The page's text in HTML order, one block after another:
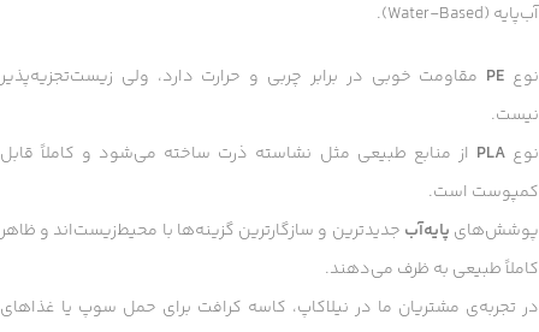
آب‌پایه (Water-Based).
نوع PE مقاومت خوبی در برابر چربی و حرارت دارد، ولی زیست‌تجزیه‌پذیر
نیست.
نوعPLA از منابع طبیعی مثل نشاسته ذرت ساخته می‌شود و کاملاً قابل
کمپوست است.
پوشش‌های پایه‌آب جدیدترین و سازگارترین گزینه‌ها با محیط‌زیست‌اند و ظاهر
کاملاً طبیعی به ظرف می‌دهند.
در تجربه‌ی مشتریان ما در نیلاکاپ، کاسه کرافت برای حمل سوپ یا غذاهای